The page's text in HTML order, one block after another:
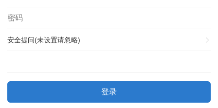
安全提问(未设置请忽略)
登录